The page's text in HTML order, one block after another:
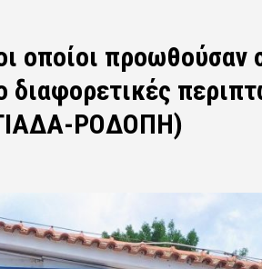
οποίοι προωθούσαν
ΡΟΔΟΠΗ)